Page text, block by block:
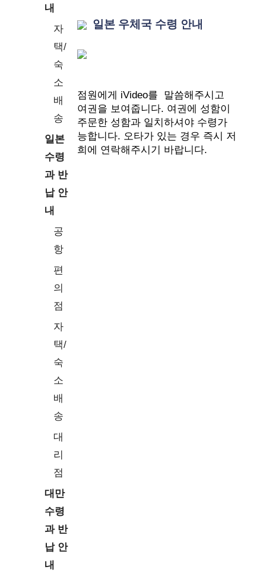
내
자
택/
숙
소
배
송
일본
수령
과 반
납 안
내
공
항
편
의
점
자
택/
숙
소
배
송
대
리
점
대만
수령
과 반
납 안
내
일본 우체국 수령 안내
점원에게 iVideo를 말씀해주시고
여권을 보여줍니다. 여권에 성함이
주문한 성함과 일치하셔야 수령가
능합니다. 오타가 있는 경우 즉시 저
희에 연락해주시기 바랍니다.